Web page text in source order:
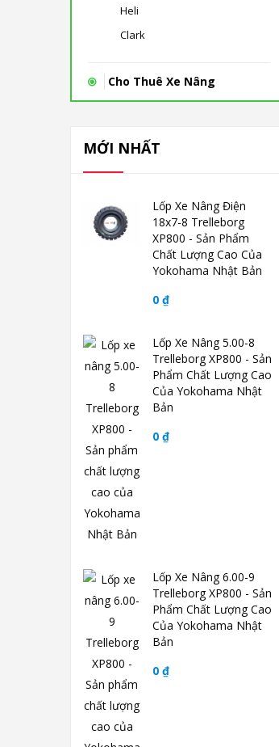
Heli
Clark
Cho Thuê Xe Nâng
MỚI NHẤT
Lốp Xe Nâng Điện
18x7-8 Trelleborg
XP800 - Sản Phẩm
Chất Lượng Cao Của
Yokohama Nhật Bản
0 ₫
Lốp Xe Nâng 5.00-8
Trelleborg XP800 - Sản
Phẩm Chất Lượng Cao
Của Yokohama Nhật
Bản
0 ₫
Lốp Xe Nâng 6.00-9
Trelleborg XP800 - Sản
Phẩm Chất Lượng Cao
Của Yokohama Nhật
Bản
0 ₫